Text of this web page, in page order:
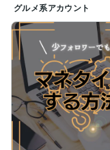
グルメ系アカウント